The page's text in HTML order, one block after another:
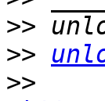
>>
>>
>>